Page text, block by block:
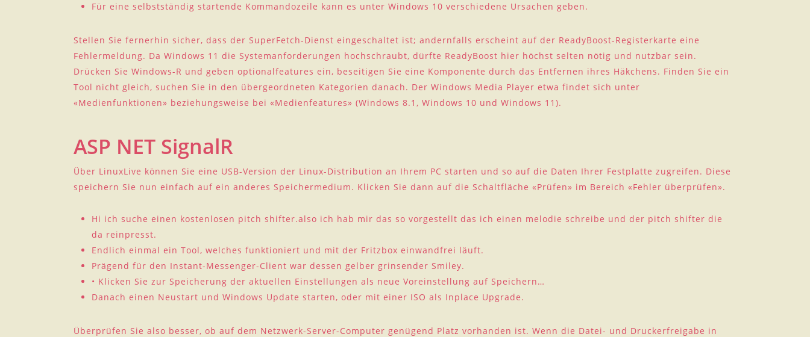
Für eine selbstständig startende Kommandozeile kann es unter Windows 10 verschiedene Ursachen geben.
Stellen Sie fernerhin sicher, dass der SuperFetch-Dienst eingeschaltet ist; andernfalls erscheint auf der ReadyBoost-Registerkarte eine
Fehlermeldung. Da Windows 11 die Systemanforderungen hochschraubt, dürfte ReadyBoost hier höchst selten nötig und nutzbar sein.
Drücken Sie Windows-R und geben optionalfeatures ein, beseitigen Sie eine Komponente durch das Entfernen ihres Häkchens. Finden Sie ein
Tool nicht gleich, suchen Sie in den übergeordneten Kategorien danach. Der Windows Media Player etwa findet sich unter
«Medienfunktionen» beziehungsweise bei «Medienfeatures» (Windows 8.1, Windows 10 und Windows 11).
ASP NET SignalR
Über LinuxLive können Sie eine USB-Version der Linux-Distribution an Ihrem PC starten und so auf die Daten Ihrer Festplatte zugreifen. Diese
speichern Sie nun einfach auf ein anderes Speichermedium. Klicken Sie dann auf die Schaltfläche «Prüfen» im Bereich «Fehler überprüfen».
Hi ich suche einen kostenlosen pitch shifter.also ich hab mir das so vorgestellt das ich einen melodie schreibe und der pitch shifter die
da reinpresst.
Endlich einmal ein Tool, welches funktioniert und mit der Fritzbox einwandfrei läuft.
Prägend für den Instant-Messenger-Client war dessen gelber grinsender Smiley.
• Klicken Sie zur Speicherung der aktuellen Einstellungen als neue Voreinstellung auf Speichern…
Danach einen Neustart und Windows Update starten, oder mit einer ISO als Inplace Upgrade.
Überprüfen Sie also besser, ob auf dem Netzwerk-Server-Computer genügend Platz vorhanden ist. Wenn die Datei- und Druckerfreigabe in